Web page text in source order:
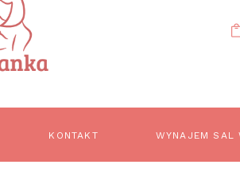
KONTAKT WYNAJEM SAL